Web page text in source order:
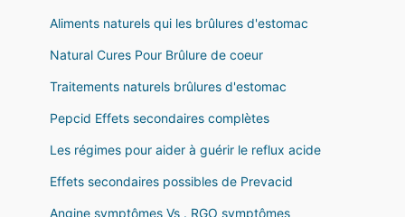
Aliments naturels qui les brûlures d'estomac
Natural Cures Pour Brûlure de coeur
Traitements naturels brûlures d'estomac
Pepcid Effets secondaires complètes
Les régimes pour aider à guérir le reflux acide
Effets secondaires possibles de Prevacid
Angine symptômes Vs . RGO symptômes